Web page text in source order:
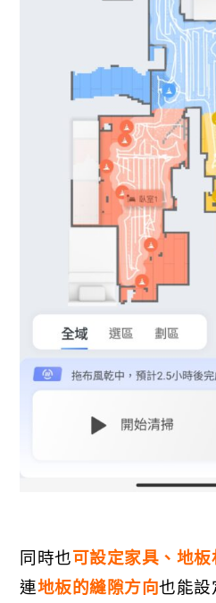
同時也可設定家具、地
連地板的縫隙方向也能設